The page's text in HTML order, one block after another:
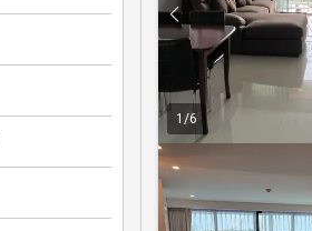
1 /6